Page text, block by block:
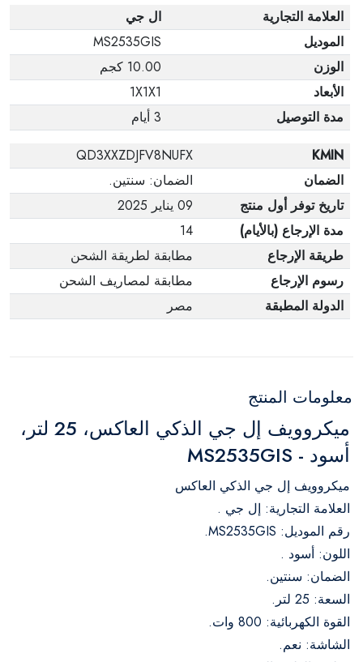
العلامة التجارية
ال جي
الموديل
MS2535GIS
الوزن
10.00 كجم
الأبعاد
1X1X1
مدة التوصيل
3 أيام
KMIN
QD3XXZDJFV8NUFX
الضمان
الضمان: سنتين.
تاريخ توفر أول منتج
09 يناير 2025
مدة الإرجاع (بالأيام)
14
طريقة الإرجاع
مطابقة لطريقة الشحن
رسوم الإرجاع
مطابقة لمصاريف الشحن
الدولة المطبقة
مصر
معلومات المنتج
ميكروويف إل جي الذكي العاكس، 25 لتر،
أسود - MS2535GIS
ميكروويف إل جي الذكي العاكس
العلامة التجارية: إل جي .
رقم الموديل: MS2535GIS.
اللون: أسود .
الضمان: سنتين.
السعة: 25 لتر.
القوة الكهربائية: 800 وات.
الشاشة: نعم.